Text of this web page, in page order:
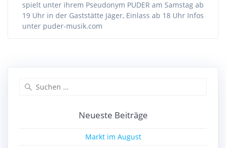
spielt unter ihrem Pseudonym PUDER am Samstag ab
19 Uhr in der Gaststätte Jäger, Einlass ab 18 Uhr Infos
unter puder-musik.com
Neueste Beiträge
Markt im August